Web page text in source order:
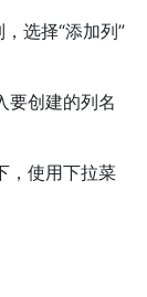
选择“添加列”
要创建的列名
，使用下拉菜